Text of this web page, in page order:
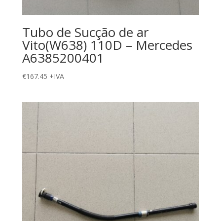
Tubo de Sucção de ar
Vito(W638) 110D – Mercedes
A6385200401
€167.45 +IVA